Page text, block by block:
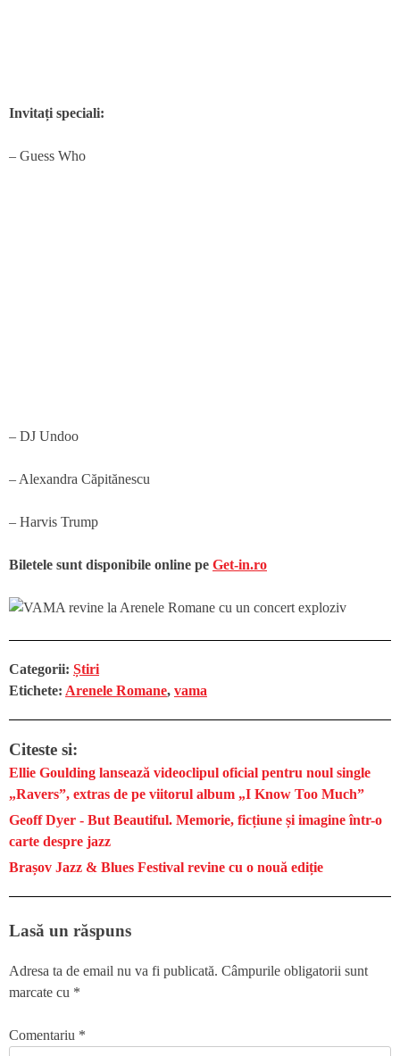
Invitați speciali:
– Guess Who
– DJ Undoo
– Alexandra Căpitănescu
– Harvis Trump
Biletele sunt disponibile online pe Get-in.ro
Categorii: Știri
Etichete: Arenele Romane, vama
Citeste si:
Ellie Goulding lansează videoclipul oficial pentru noul single
„Ravers”, extras de pe viitorul album „I Know Too Much”
Geoff Dyer - But Beautiful. Memorie, ficțiune și imagine într-o
carte despre jazz
Brașov Jazz & Blues Festival revine cu o nouă ediție
Lasă un răspuns
Adresa ta de email nu va fi publicată. Câmpurile obligatorii sunt
marcate cu *
Comentariu *